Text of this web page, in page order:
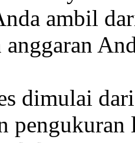
ambil
anggaran
dimulai
pengukuran